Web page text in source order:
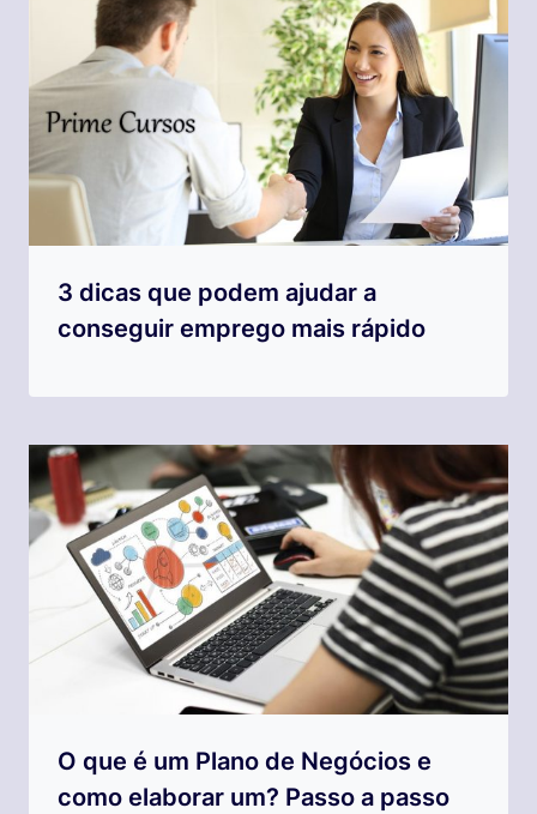
3 dicas que podem ajudar a
conseguir emprego mais rápido
O que é um Plano de Negócios e
como elaborar um? Passo a passo